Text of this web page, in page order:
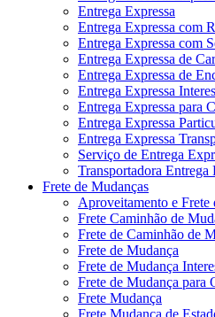
Entrega Expressa
Entrega Expressa com
Entrega Expressa com
Entrega Expressa de
Entrega Expressa de
Entrega Expressa
Entrega Expressa para
Entrega Expressa
Entrega Expressa
Serviço de Entrega
Transportadora Entrega
Frete de Mudanças
Aproveitamento e Frete
Frete Caminhão de
Frete de Caminhão de
Frete de Mudança
Frete de Mudança
Frete de Mudança para
Frete Mudança
Frete Mudança de